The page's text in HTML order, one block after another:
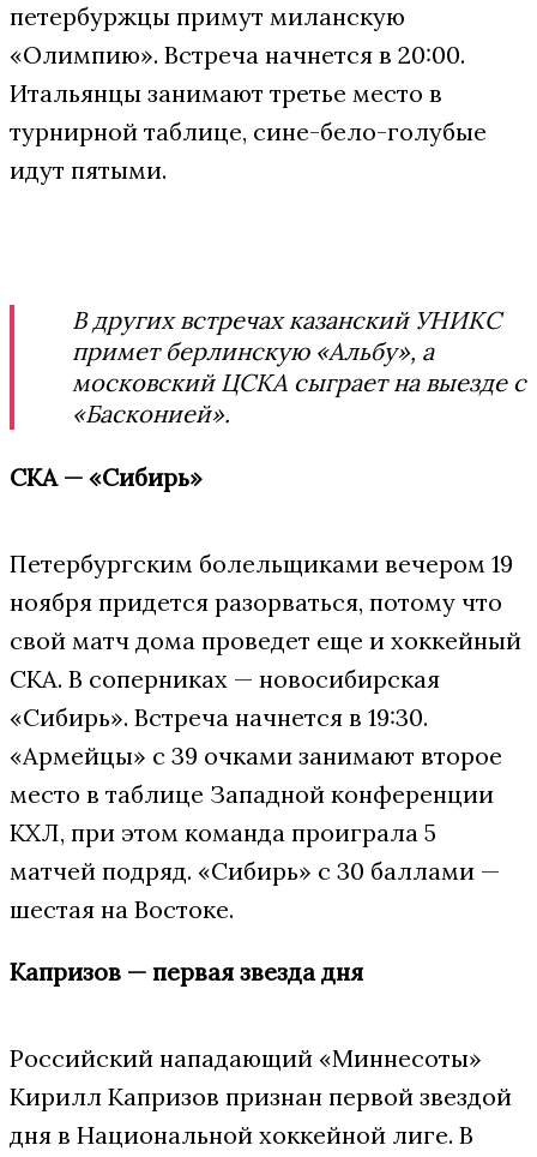
петербуржцы примут миланскую
«Олимпию». Встреча начнется в 20:00.
Итальянцы занимают третье место в
турнирной таблице, сине-бело-голубые
идут пятыми.
В других встречах казанский УНИКС
примет берлинскую «Альбу», а
московский ЦСКА сыграет на выезде с
«Басконией».
СКА — «Сибирь»
Петербургским болельщиками вечером 19
ноября придется разорваться, потому что
свой матч дома проведет еще и хоккейный
СКА. В соперниках — новосибирская
«Сибирь». Встреча начнется в 19:30.
«Армейцы» с 39 очками занимают второе
место в таблице Западной конференции
КХЛ, при этом команда проиграла 5
матчей подряд. «Сибирь» с 30 баллами —
шестая на Востоке.
Капризов — первая звезда дня
Российский нападающий «Миннесоты»
Кирилл Капризов признан первой звездой
дня в Национальной хоккейной лиге. В